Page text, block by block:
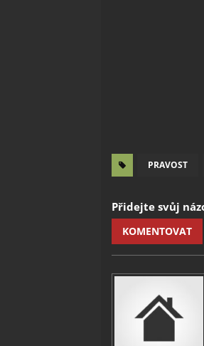
PRAVOST
Přidejte svůj
KOMENTOVAT